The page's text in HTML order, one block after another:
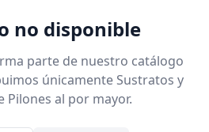
no disponible
parte de nuestro catálogo
únicamente Sustratos y
Pilones al por mayor.